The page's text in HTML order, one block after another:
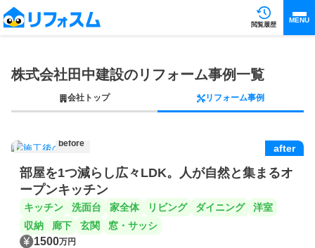
閲覧履歴
MENU
株式会社田中建設のリフォーム事例一覧
会社トップ リフォーム事例
after
before
部屋を1つ減らし広々LDK。人が自然と集まるオ
ープンキッチン
キッチン 洗面台 家全体 リビング ダイニング
洋室
収納
廊下 玄関 窓・サッシ
1500万円